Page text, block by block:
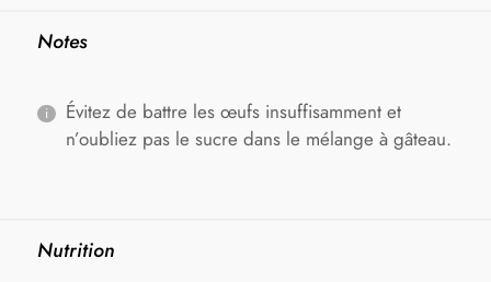
Notes
Évitez de battre les œufs insuffisamment et
n’oubliez pas le sucre dans le mélange à gâteau.
Nutrition